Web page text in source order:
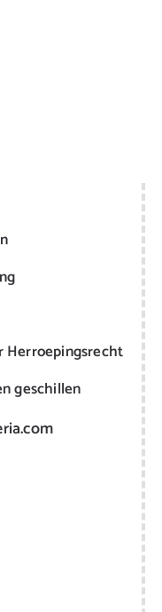
Herroepingsrecht
geschillen